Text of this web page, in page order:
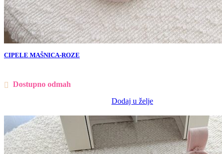
CIPELE MAŠNICA-ROZE
Dostupno odmah
Dodaj u želje